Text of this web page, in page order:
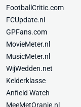
FootballCritic.com
FCUpdate.nl
GPFans.com
MovieMeter.nl
MusicMeter.nl
WijWedden.net
Kelderklasse
Anfield Watch
MeeMetOranje.nl